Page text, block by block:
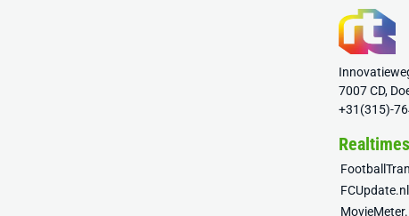
7007 CD,
+31(315)-
FCUpdate.nl